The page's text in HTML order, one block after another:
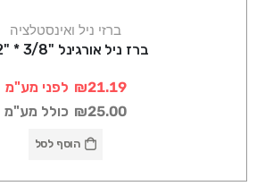
ברזי ניל ואינסטלציה
ברז ניל אורגינל "3/8 * "1/2
₪21.19 לפני מע"מ
₪25.00 כולל מע"מ
הוסף לסל